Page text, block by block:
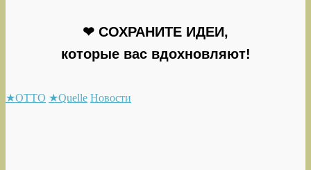
❤ СОХРАНИТЕ ИДЕИ,
которые вас вдохновляют!
★OTTO ★Quelle Новости